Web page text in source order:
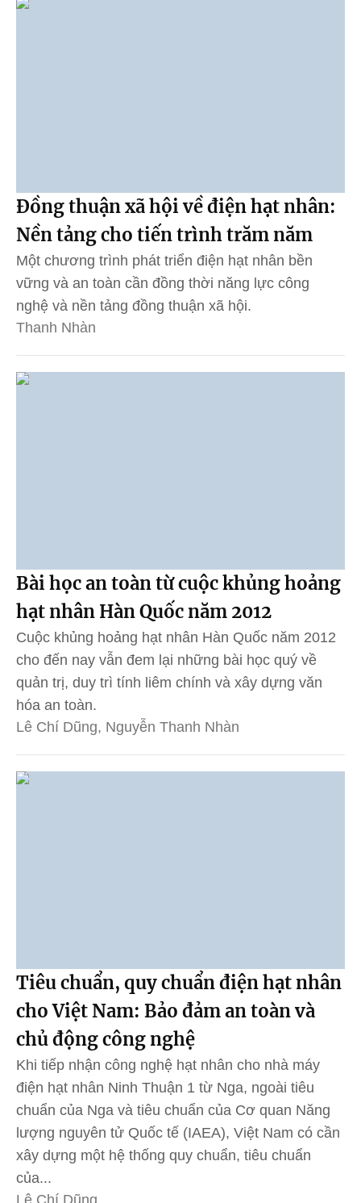
Đồng thuận xã hội về điện hạt nhân:
Nền tảng cho tiến trình trăm năm
Một chương trình phát triển điện hạt nhân bền
vững và an toàn cần đồng thời năng lực công
nghệ và nền tảng đồng thuận xã hội.
Thanh Nhàn
Bài học an toàn từ cuộc khủng hoảng
hạt nhân Hàn Quốc năm 2012
Cuộc khủng hoảng hạt nhân Hàn Quốc năm 2012
cho đến nay vẫn đem lại những bài học quý về
quản trị, duy trì tính liêm chính và xây dựng văn
hóa an toàn.
Lê Chí Dũng, Nguyễn Thanh Nhàn
Tiêu chuẩn, quy chuẩn điện hạt nhân
cho Việt Nam: Bảo đảm an toàn và
chủ động công nghệ
Khi tiếp nhận công nghệ hạt nhân cho nhà máy
điện hạt nhân Ninh Thuận 1 từ Nga, ngoài tiêu
chuẩn của Nga và tiêu chuẩn của Cơ quan Năng
lượng nguyên tử Quốc tế (IAEA), Việt Nam có cần
xây dựng một hệ thống quy chuẩn, tiêu chuẩn
của...
Lê Chí Dũng